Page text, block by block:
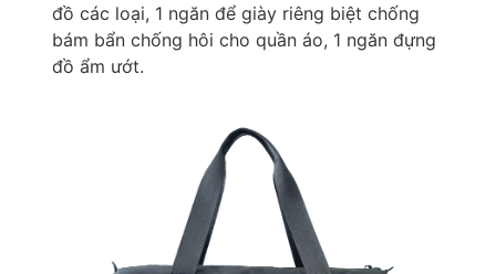
đồ các loại, 1 ngăn để giày riêng biệt chống
bám bẩn chống hôi cho quần áo, 1 ngăn đựng
đồ ẩm ướt.